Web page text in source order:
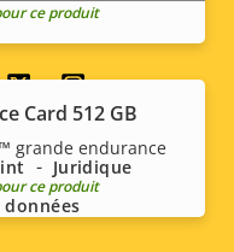
ce produit
Card 512 GB
grande endurance
ce produit
Juridique